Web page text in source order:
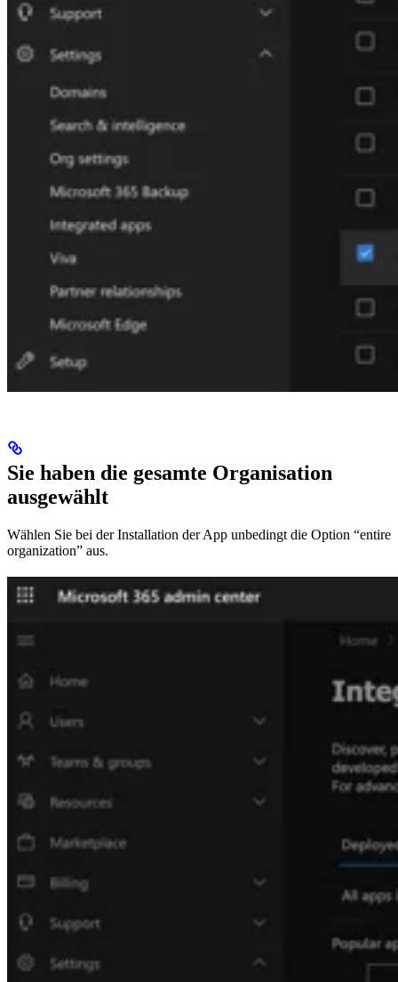
Sie haben die gesamte Organisation
ausgewählt
Wählen Sie bei der Installation der App unbedingt die Option “entire
organization” aus.